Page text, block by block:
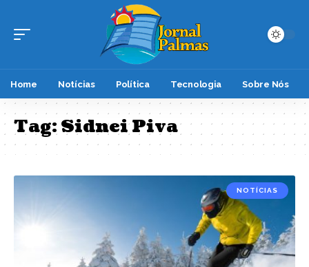
Home Notícias Política Tecnologia Sobre Nós
Tag:Sidnei Piva
NOTÍCIAS